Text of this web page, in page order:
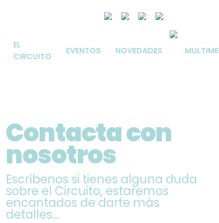
EL
CIRCUITO
EVENTOS NOVEDADES
Contacta con
nosotros
Escríbenos si tienes alguna duda
sobre el Circuito, estaremos
encantados de darte más
detalles...